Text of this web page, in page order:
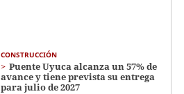
CONSTRUCCIÓN
Puente Uyuca alcanza un 57% de
avance y tiene prevista su entrega
para julio de 2027